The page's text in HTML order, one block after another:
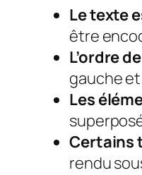
Le texte
être
L’ordre
gauche
Les
Certains
rendu